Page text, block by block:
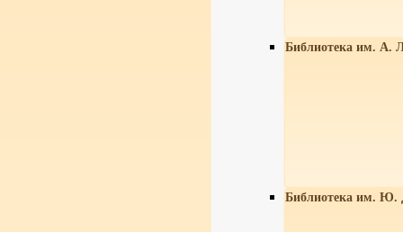
Библиотека им. А.
Библиотека им. Ю.